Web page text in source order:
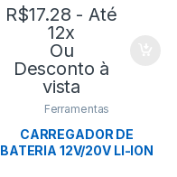
R$17.28 - Até
12x
Ou
Desconto à
vista
Ferramentas
CARREGADOR DE
BATERIA 12V/20V LI-ION